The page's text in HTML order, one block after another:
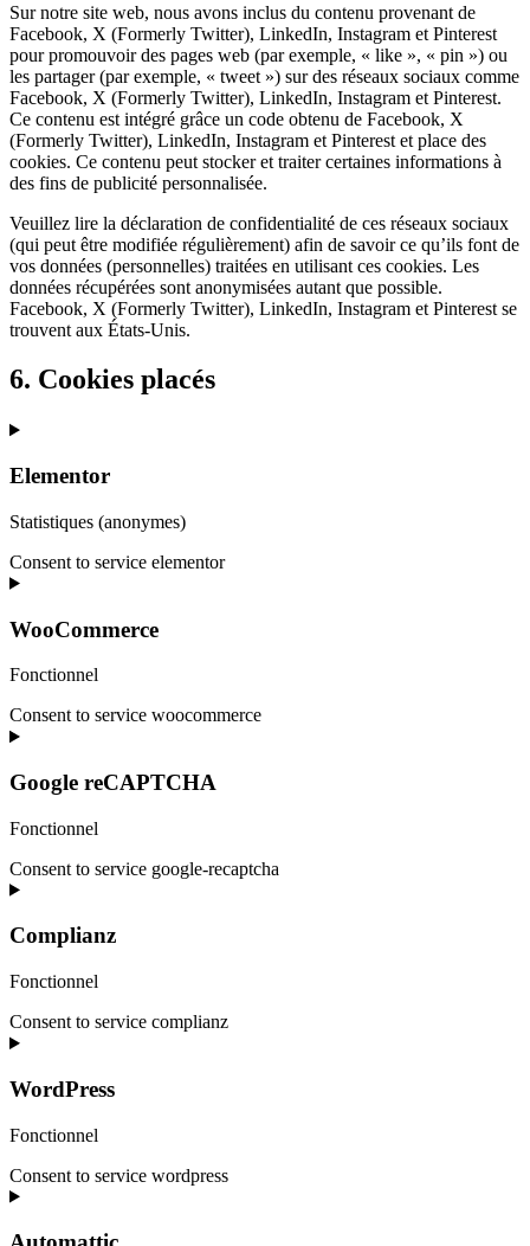
Sur notre site web, nous avons inclus du contenu provenant de
Facebook, X (Formerly Twitter), LinkedIn, Instagram et Pinterest
pour promouvoir des pages web (par exemple, « like », « pin ») ou
les partager (par exemple, « tweet ») sur des réseaux sociaux comme
Facebook, X (Formerly Twitter), LinkedIn, Instagram et Pinterest.
Ce contenu est intégré grâce un code obtenu de Facebook, X
(Formerly Twitter), LinkedIn, Instagram et Pinterest et place des
cookies. Ce contenu peut stocker et traiter certaines informations à
des fins de publicité personnalisée.
Veuillez lire la déclaration de confidentialité de ces réseaux sociaux
(qui peut être modifiée régulièrement) afin de savoir ce qu’ils font de
vos données (personnelles) traitées en utilisant ces cookies. Les
données récupérées sont anonymisées autant que possible.
Facebook, X (Formerly Twitter), LinkedIn, Instagram et Pinterest se
trouvent aux États-Unis.
6. Cookies placés
Elementor
Statistiques (anonymes)
Consent to service elementor
WooCommerce
Fonctionnel
Consent to service woocommerce
Google reCAPTCHA
Fonctionnel
Consent to service google-recaptcha
Complianz
Fonctionnel
Consent to service complianz
WordPress
Fonctionnel
Consent to service wordpress